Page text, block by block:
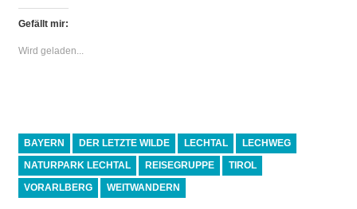
Gefällt mir:
Wird geladen...
BAYERN DER LETZTE WILDE LECHTAL LECHWEG
NATURPARK LECHTAL REISEGRUPPE TIROL
VORARLBERG WEITWANDERN